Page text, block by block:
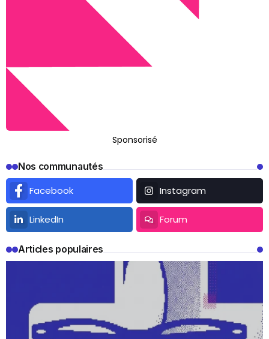
Sponsorisé
Nos communautés
Facebook Instagram
LinkedIn Forum
Articles populaires